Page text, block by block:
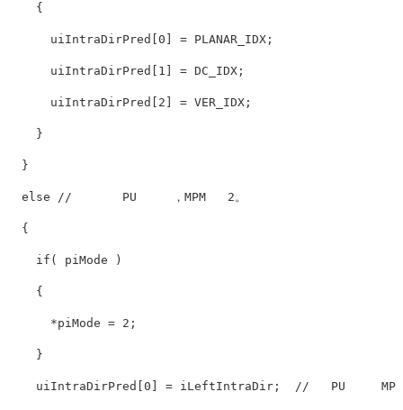
    {
      uiIntraDirPred[
0 ] = PLANAR_IDX;
      uiIntraDirPred[
1 ] = DC_IDX;
      uiIntraDirPred[
2 ] = VER_IDX;
    }
  }
else //       PU     ，MPM   2。
  {
if ( piMode )
    {
      *piMode =
2 ;
    }
    uiIntraDirPred[
0 ] = iLeftIntraDir; //   PU